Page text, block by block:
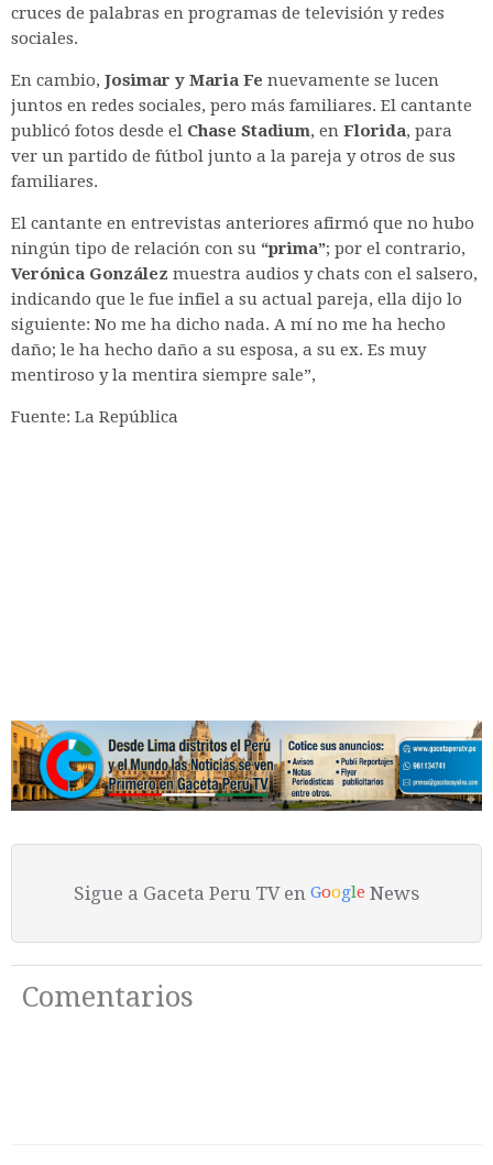
cruces de palabras en programas de televisión y redes
sociales.
En cambio, Josimar y Maria Fe nuevamente se lucen
juntos en redes sociales, pero más familiares. El cantante
publicó fotos desde el Chase Stadium, en Florida, para
ver un partido de fútbol junto a la pareja y otros de sus
familiares.
El cantante en entrevistas anteriores afirmó que no hubo
ningún tipo de relación con su “prima”; por el contrario,
Verónica González muestra audios y chats con el salsero,
indicando que le fue infiel a su actual pareja, ella dijo lo
siguiente: No me ha dicho nada. A mí no me ha hecho
daño; le ha hecho daño a su esposa, a su ex. Es muy
mentiroso y la mentira siempre sale”,
Fuente: La República
Sigue a Gaceta Peru TV en Google News
Comentarios